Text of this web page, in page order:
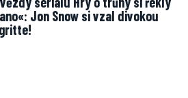
Jon Snow si vzal divokou